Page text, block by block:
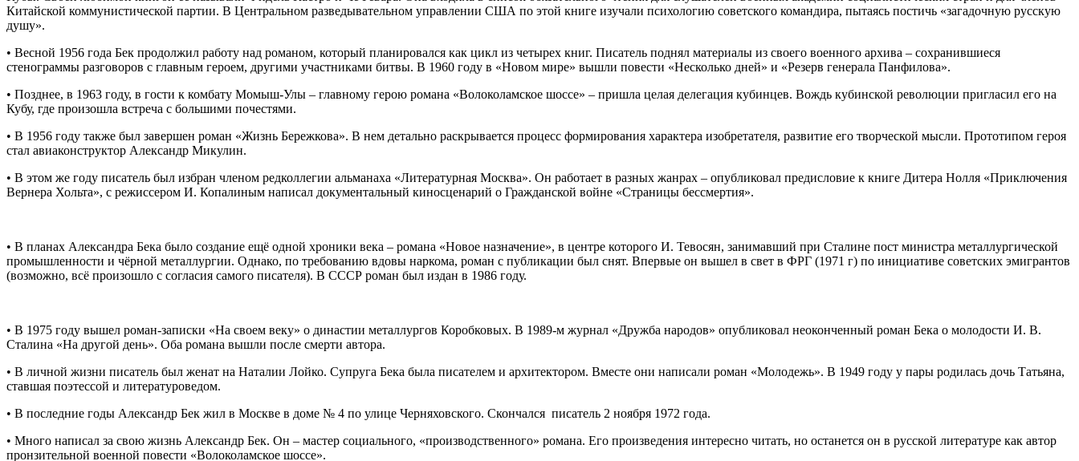
Китайской коммунистической партии. В Центральном разведывательном управлении США по этой книге изучали психологию советского командира, пытаясь постичь «загадочную русскую
душу».
• Весной 1956 года Бек продолжил работу над романом, который планировался как цикл из четырех книг. Писатель поднял материалы из своего военного архива – сохранившиеся
стенограммы разговоров с главным героем, другими участниками битвы. В 1960 году в «Новом мире» вышли повести «Несколько дней» и «Резерв генерала Панфилова».
• Позднее, в 1963 году, в гости к комбату Момыш-Улы – главному герою романа «Волоколамское шоссе» – пришла целая делегация кубинцев. Вождь кубинской революции пригласил его на
Кубу, где произошла встреча с большими почестями.
• В 1956 году также был завершен роман «Жизнь Бережкова». В нем детально раскрывается процесс формирования характера изобретателя, развитие его творческой мысли. Прототипом героя
стал авиаконструктор Александр Микулин.
• В этом же году писатель был избран членом редколлегии альманаха «Литературная Москва». Он работает в разных жанрах – опубликовал предисловие к книге Дитера Нолля «Приключения
Вернера Хольта», с режиссером И. Копалиным написал документальный киносценарий о Гражданской войне «Страницы бессмертия».
• В планах Александра Бека было создание ещё одной хроники века – романа «Новое назначение», в центре которого И. Тевосян, занимавший при Сталине пост министра металлургической
промышленности и чёрной металлургии. Однако, по требованию вдовы наркома, роман с публикации был снят. Впервые он вышел в свет в ФРГ (1971 г) по инициативе советских эмигрантов
(возможно, всё произошло с согласия самого писателя). В СССР роман был издан в 1986 году.
• В 1975 году вышел роман-записки «На своем веку» о династии металлургов Коробковых. В 1989-м журнал «Дружба народов» опубликовал неоконченный роман Бека о молодости И. В.
Сталина «На другой день». Оба романа вышли после смерти автора.
• В личной жизни писатель был женат на Наталии Лойко. Супруга Бека была писателем и архитектором. Вместе они написали роман «Молодежь». В 1949 году у пары родилась дочь Татьяна,
ставшая поэтессой и литературоведом.
• В последние годы Александр Бек жил в Москве в доме № 4 по улице Черняховского. Скончался писатель 2 ноября 1972 года.
• Много написал за свою жизнь Александр Бек. Он – мастер социального, «производственного» романа. Его произведения интересно читать, но останется он в русской литературе как автор
пронзительной военной повести «Волоколамское шоссе».